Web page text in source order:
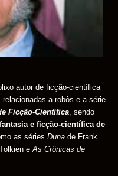
autor de ficção-científica
a robôs e a série
Ficção-Científica , sendo
e ficção-científica de
as séries Duna de Frank
e As Crônicas de